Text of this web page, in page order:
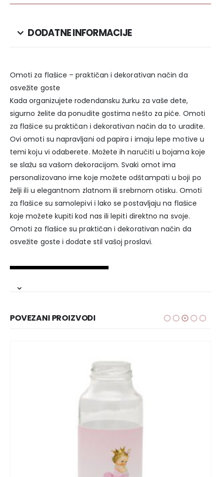
DODATNE INFORMACIJE
Omoti za flašice – praktičan i dekorativan način da
osvežite goste
Kada organizujete rođendansku žurku za vaše dete,
sigurno želite da ponudite gostima nešto za piće. Omoti
za flašice su praktičan i dekorativan način da to uradite.
Ovi omoti su napravljani od papira i imaju lepe motive u
temi koju vi odaberete. Možete ih naručiti u bojama koje
se slažu sa vašom dekoracijom. Svaki omot ima
personalizovano ime koje možete odštampati u boji po
želji ili u elegantnom zlatnom ili srebrnom otisku. Omoti
za flašice su samolepivi i lako se postavljaju na flašice
koje možete kupiti kod nas ili lepiti direktno na svoje.
Omoti za flašice su praktičan i dekorativan način da
osvežite goste i dodate stil vašoj proslavi.
POVEZANI PROIZVODI